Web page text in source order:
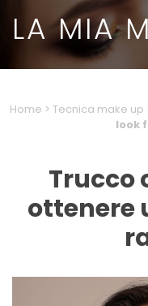
LA MIA
Home > Tecnica make up
look
Trucco
ottenere